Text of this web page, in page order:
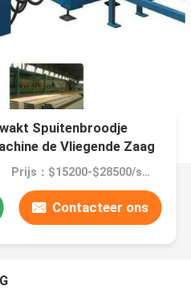
Spuitenbroodje
de Vliegende Zaag
Prijs：$15200-$28500/set
Contacteer ons